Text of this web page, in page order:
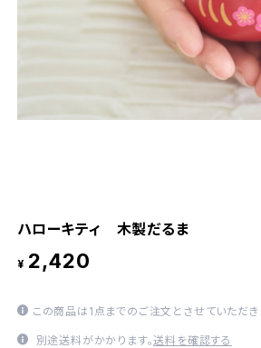
ハローキティ 木製だるま
¥ 2,420
この商品は1点までのご注文とさせていただき
別途送料がかかります。送料を確認する